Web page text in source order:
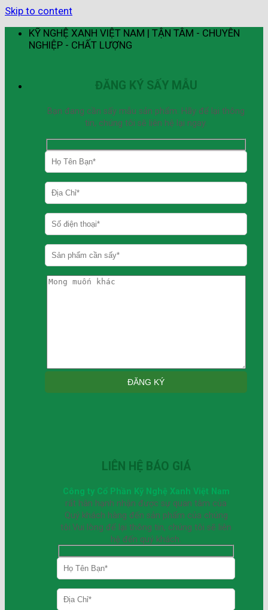
Skip to content
KỸ NGHỆ XANH VIỆT NAM | TẬN TÂM - CHUYÊN
NGHIỆP - CHẤT LƯỢNG
ĐĂNG KÝ SẤY MẪU
Bạn đang cần sấy mẫu sản phẩm. Hãy để lại thông
tin, chúng tôi sẽ liên hệ lại ngay.
LIÊN HỆ BÁO GIÁ
Công ty Cổ Phần Kỹ Nghệ Xanh Việt Nam
rất hân hạnh nhận được sự quan tâm của
Quý khách hàng đến sản phẩm của chúng
tôi.Vui lòng để lại thông tin, chúng tôi sẽ liên
hệ đến quý khách.